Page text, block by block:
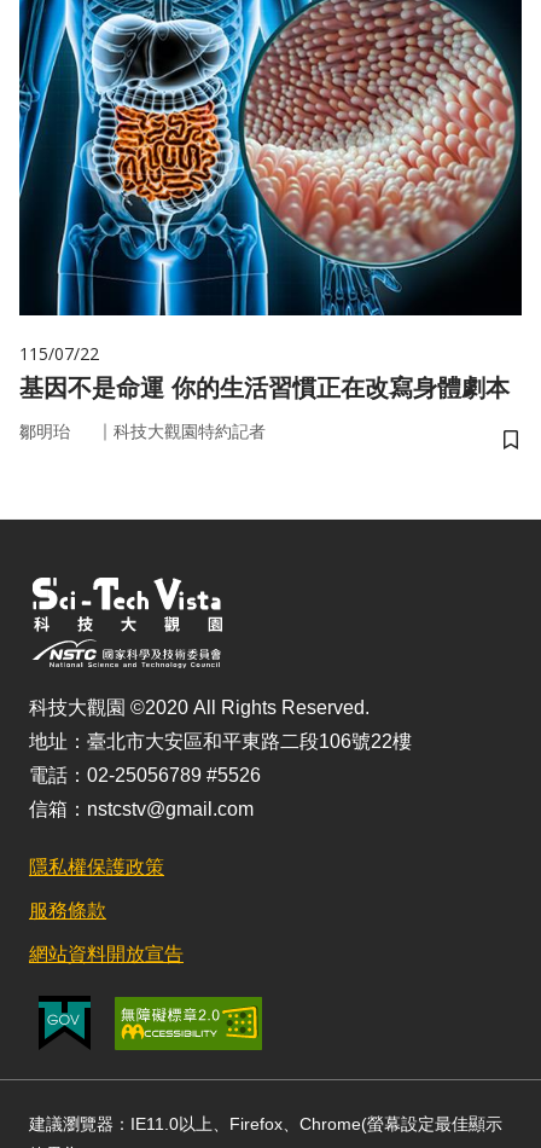
115/07/22
基因不是命運 你的生活習慣正在改寫身體劇本
鄒明珆 ｜ 科技大觀園特約記者
儲
科技大觀園 ©2020 All Rights Reserved.
地址：臺北市大安區和平東路二段106號22樓
電話：02-25056789 #5526
信箱：nstcstv@gmail.com
隱私權保護政策
服務條款
網站資料開放宣告
建議瀏覽器：IE11.0以上、Firefox、Chrome(螢幕設定最佳顯示